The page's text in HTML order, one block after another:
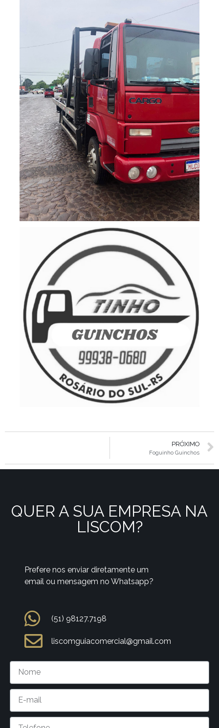
PRÓXIMO
Foguinho Guinchos
QUER A SUA EMPRESA NA
LISCOM?
Prefere nos enviar diretamente um
email ou mensagem no Whatsapp?
(51) 98127.7198
liscomguiacomercial@gmail.com